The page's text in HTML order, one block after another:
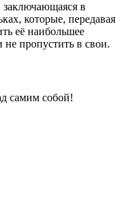
заключающаяся в
которые, передавая
её наибольшее
не пропустить в свои.
самим собой!